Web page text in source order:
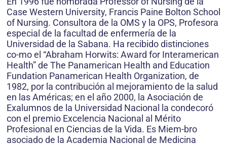
Case Western University, Francis Paine Bolton School
of Nursing. Consultora de la OMS y la OPS, Profesora
especial de la facultad de enfermería de la
Universidad de la Sabana. Ha recibido distinciones
co-mo el “Abraham Horwits: Award for Interamerican
Health” de The Panamerican Health and Education
Fundation Panamerican Health Organization, de
1982, por la contribución al mejoramiento de la salud
en las Américas; en el año 2000, la Asociación de
Exalumnos de la Universidad Nacional la condecoró
con el premio Excelencia Nacional al Mérito
Profesional en Ciencias de la Vida. Es Miem-bro
asociado de la Academia Nacional de Medicina